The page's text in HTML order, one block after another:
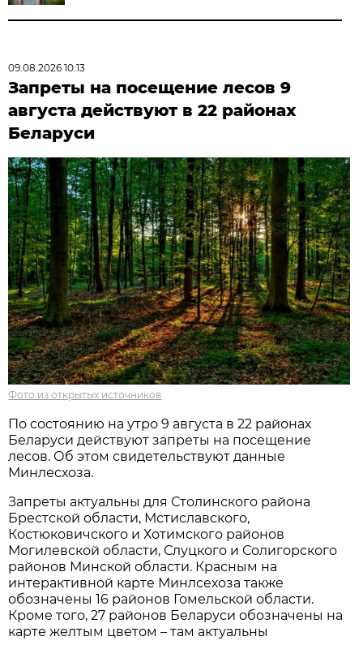
09.08.2026 10:13
Запреты на посещение лесов 9
августа действуют в 22 районах
Беларуси
Фото из открытых источников
По состоянию на утро 9 августа в 22 районах
Беларуси действуют запреты на посещение
лесов. Об этом свидетельствуют данные
Минлесхоза.
Запреты актуальны для Столинского района
Брестской области, Мстиславского,
Костюковичского и Хотимского районов
Могилевской области, Слуцкого и Солигорского
районов Минской области. Красным на
интерактивной карте Минлсехоза также
обозначены 16 районов Гомельской области.
Кроме того, 27 районов Беларуси обозначены на
карте желтым цветом – там актуальны